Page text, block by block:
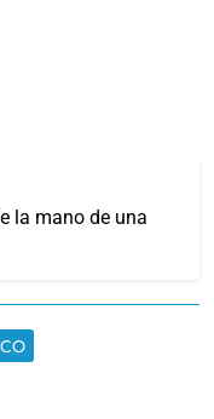
la mano de una